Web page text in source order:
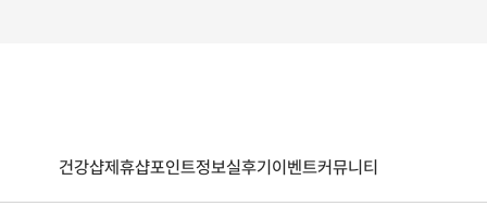
건강샵제휴샵포인트정보실후기이벤트커뮤니티